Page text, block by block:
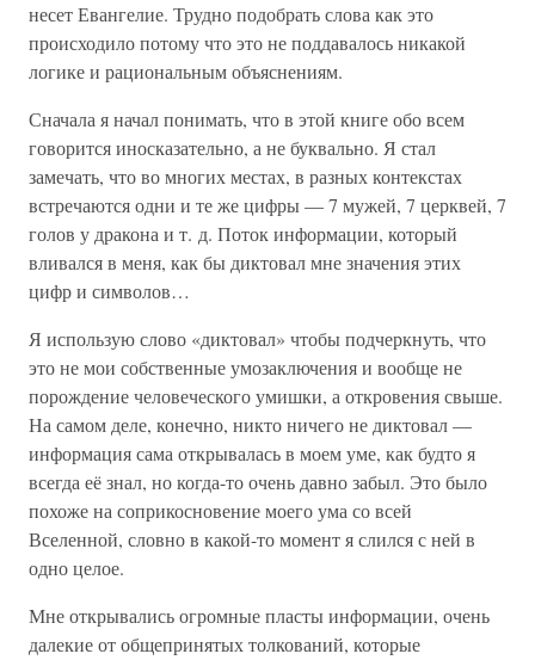
несет Евангелие. Трудно подобрать слова как это
происходило потому что это не поддавалось никакой
логике и рациональным объяснениям.
Сначала я начал понимать, что в этой книге обо всем
говорится иносказательно, а не буквально. Я стал
замечать, что во многих местах, в разных контекстах
встречаются одни и те же цифры — 7 мужей, 7 церквей, 7
голов у дракона и т. д. Поток информации, который
вливался в меня, как бы диктовал мне значения этих
цифр и символов…
Я использую слово «диктовал» чтобы подчеркнуть, что
это не мои собственные умозаключения и вообще не
порождение человеческого умишки, а откровения свыше.
На самом деле, конечно, никто ничего не диктовал —
информация сама открывалась в моем уме, как будто я
всегда её знал, но когда-то очень давно забыл. Это было
похоже на соприкосновение моего ума со всей
Вселенной, словно в какой-то момент я слился с ней в
одно целое.
Мне открывались огромные пласты информации, очень
далекие от общепринятых толкований, которые